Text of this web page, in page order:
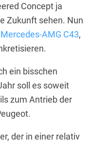
Concept ja
Zukunft sehen. Nun
Mercedes-AMG C43,
ein bisschen
soll es soweit
zum Antrieb der
der in einer relativ